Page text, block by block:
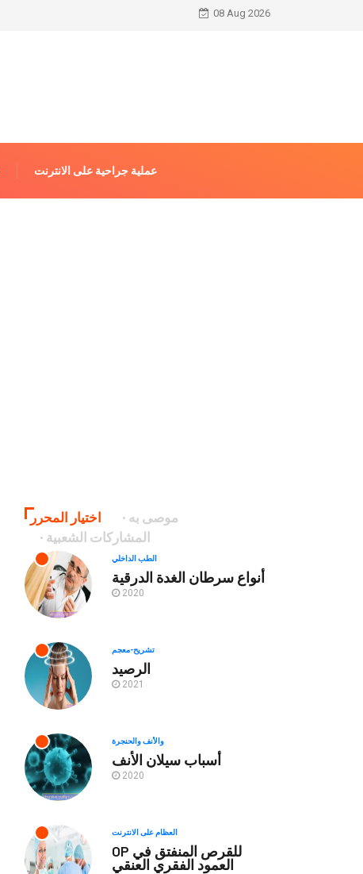
08 Aug 2026
عملية جراحية على الانترنت
اختيار المحرر
موصى به
المشاركات الشعبية
الطب الداخلي
أنواع سرطان الغدة الدرقية
2020
تشريح-معجم
الرصيد
2021
والأنف والحنجرة
أسباب سيلان الأنف
2020
العظام على الانترنت
OP للقرص المنفتق في
العمود الفقري العنقي